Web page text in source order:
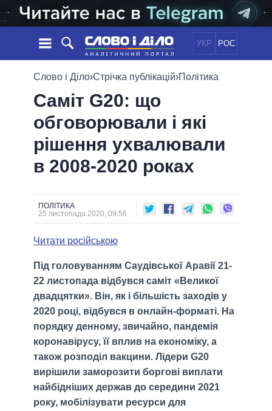
УКР РОС
НОВИНИ
СТРІЧКА
ПОДІЇ
СТАТТІ
ОГЛЯДИ
ДАЙДЖЕСТИ
ПОЛІТИКА
ЕКОНОМІКА
СУСПІЛЬСТВО
ОБIЦЯНКИ
ПОЛIТИКИ
УСІ ПОЛІТИКИ
ПРЕЗИДЕНТ І ОФІС
ВЕРХОВНА РАДА
КАБІНЕТ МІНІСТРІВ
МЕРИ МІСТ
ВСІ ПЕРСОНИ
ІНФОГРАФІКА
ПІДТРИМАТИ
ПОРІВНЯННЯ ПОЛІТИКІВ
Слово і Діло›Стрічка публікацій›Політика
Саміт G20: що
обговорювали і які
рішення ухвалювали
в 2008-2020 роках
ПОЛІТИКА
25 листопада 2020, 09:56
Читати російською
Під головуванням Саудівської Аравії 21-
22 листопада відбувся саміт «Великої
двадцятки». Він, як і більшість заходів у
2020 році, відбувся в онлайн-форматі. На
порядку денному, звичайно, пандемія
коронавірусу, її вплив на економіку, а
також розподіл вакцини. Лідери G20
вирішили заморозити боргові виплати
найбідніших держав до середини 2021
року, мобілізувати ресурси для